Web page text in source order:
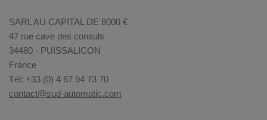
SARL AU CAPITAL DE 8000 €
47 rue cave des consuls
34480 - PUISSALICON
France
Tél: +33 (0) 4 67 94 73 70
contact@sud-automatic.com